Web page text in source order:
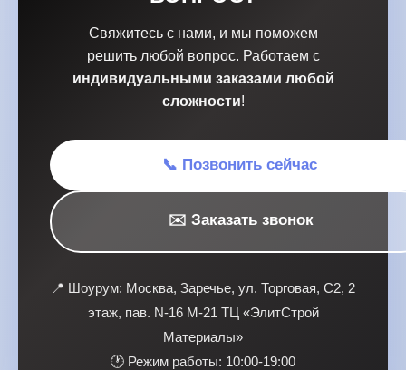
Свяжитесь с нами, и мы поможем
решить любой вопрос. Работаем с
индивидуальными заказами любой
сложности!
📞 Позвонить сейчас
✉️ Заказать звонок
📍 Шоурум: Москва, Заречье, ул. Торговая, С2, 2
этаж, пав. N-16 M-21 ТЦ «ЭлитСтрой
Материалы»
🕐 Режим работы: 10:00-19:00